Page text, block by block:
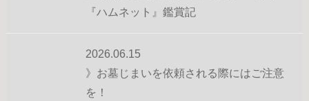
『ハムネット』鑑賞記
2026.06.15
》お墓じまいを依頼される際にはご注意
を！